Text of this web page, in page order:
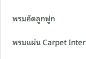
พรมอัดลูกฟูก
พรมแผ่น Carpet Inter
มตร